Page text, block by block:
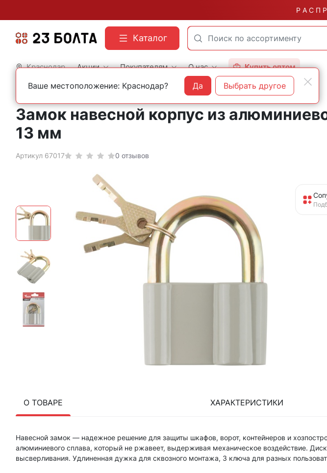
Р А С П
Каталог
Краснодар Акции Покупателям О нас Купить оптом
Главная Бытовой крепеж и фурнитура Замки
Замок навесной корпус из
13 мм
Артикул 67017 0 отзывов
О ТОВАРЕ ХАРАКТЕРИСТИКИ
Навесной замок — надежное решение для защиты шкафов, ворот, контейнеров и
алюминиевого сплава, который не ржавеет, выдерживая механическое воздействие.
высверливания. Удлиненная дужка для сквозного монтажа, 3 ключа для разных
Ваше местоположение: Краснодар? Да Выбрать другое